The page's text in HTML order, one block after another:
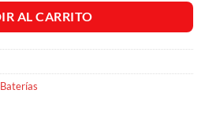
AL CARRITO